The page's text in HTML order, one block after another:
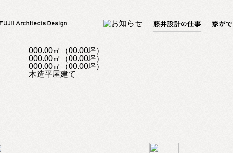
000.00㎡（00.00坪）
000.00㎡（00.00坪）
000.00㎡（00.00坪）
木造平屋建て